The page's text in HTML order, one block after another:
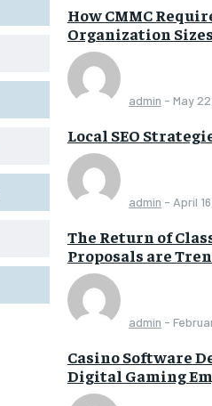
How CMMC
Organization Sizes
admin - May
Local SEO
admin - April
The Return of
Proposals are
admin -
Casino Software
Digital Gaming